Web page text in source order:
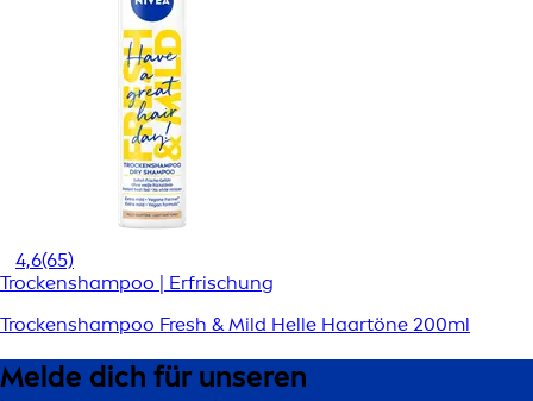
4,6(65)
Trockenshampoo | Erfrischung
Trockenshampoo Fresh & Mild Helle Haartöne 200ml
Melde dich für unseren